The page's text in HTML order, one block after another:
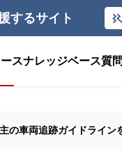
するサイト
スナレッジベース質
の車両追跡ガイドライン